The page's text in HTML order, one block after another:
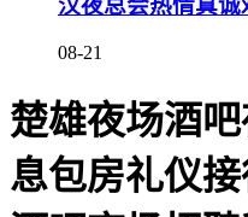
汉夜总会热情真诚
08-21
楚雄夜场酒
息包房礼仪